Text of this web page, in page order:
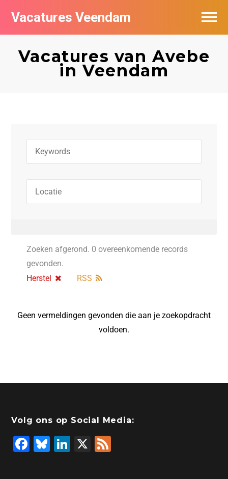
Vacatures Veendam
Vacatures van Avebe
in Veendam
Zoeken afgerond. 0 overeenkomende records
gevonden.
Herstel
RSS
Geen vermeldingen gevonden die aan je zoekopdracht
voldoen.
Volg ons op Social Media:
F
Bl
Li
X
Vacatures per bedrijf